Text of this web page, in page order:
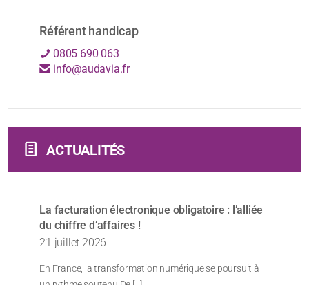
Référent handicap
0805 690 063
info@audavia.fr
ACTUALITÉS
La facturation électronique obligatoire : l’alliée
du chiffre d’affaires !
21 juillet 2026
En France, la transformation numérique se poursuit à